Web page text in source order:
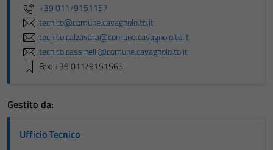
+39 011/9151157
tecnico@comune.cavagnolo.to.it
tecnico.calzavara@comune.cavagnolo.to.it
tecnico.cassinelli@comune.cavagnolo.to.it
Fax: +39 011/9151565
Gestito da:
Ufficio Tecnico